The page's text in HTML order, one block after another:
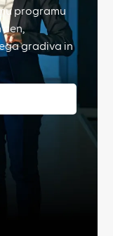
programu
cen,
gradiva in